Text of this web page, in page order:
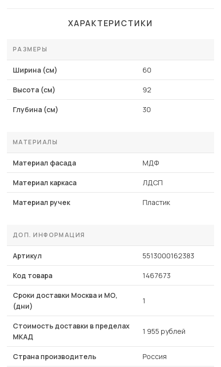
ХАРАКТЕРИСТИКИ
РАЗМЕРЫ
Ширина (см) 60
Высота (см) 92
Глубина (см) 30
МАТЕРИАЛЫ
Материал фасада МДФ
Материал каркаса ЛДСП
Материал ручек Пластик
ДОП. ИНФОРМАЦИЯ
Артикул 5513000162383
Код товара 1467673
Сроки доставки Москва и МО,
(дни)
1
Стоимость доставки в пределах
МКАД
1 955 рублей
Страна производитель Россия